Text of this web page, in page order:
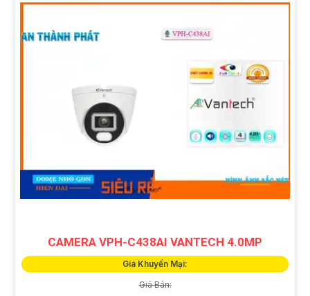
CAMERA VPH-C438AI VANTECH 4.0MP
Giá Khuyến Mại:
Giá Bán: